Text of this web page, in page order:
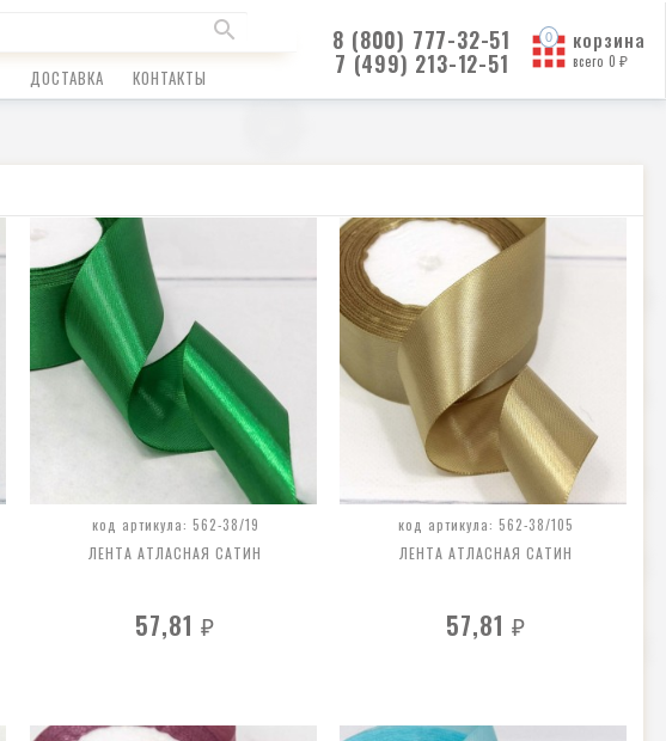
ДОСТАВКА КОНТАКТЫ
8 (800) 777-32-51
7 (499) 213-12-51
корзина
всего 0₽
код артикула: 562-38/19
ЛЕНТА АТЛАСНАЯ САТИН
57,81 ₽
код артикула: 562-38/105
ЛЕНТА АТЛАСНАЯ САТИН
57,81 ₽